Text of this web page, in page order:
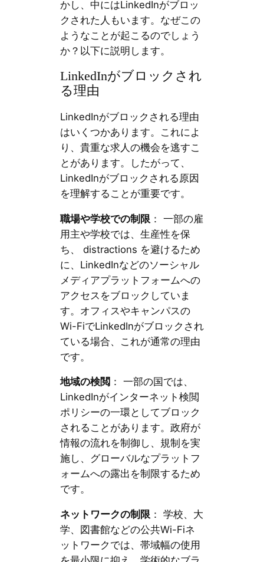
かし、中にはLinkedInがブロッ
クされた人もいます。なぜこの
ようなことが起こるのでしょう
か？以下に説明します。
LinkedInがブロックされ
る理由
LinkedInがブロックされる理由
はいくつかあります。これによ
り、貴重な求人の機会を逃すこ
とがあります。したがって、
LinkedInがブロックされる原因
を理解することが重要です。
職場や学校での制限 ： 一部の雇
用主や学校では、生産性を保
ち、 distractions を避けるため
に、LinkedInなどのソーシャル
メディアプラットフォームへの
アクセスをブロックしていま
す。オフィスやキャンパスの
Wi-FiでLinkedInがブロックされ
ている場合、これが通常の理由
です。
地域の検閲 ： 一部の国では、
LinkedInがインターネット検閲
ポリシーの一環としてブロック
されることがあります。政府が
情報の流れを制御し、規制を実
施し、グローバルなプラットフ
ォームへの露出を制限するため
です。
ネットワークの制限： 学校、大
学、図書館などの公共Wi-Fiネ
ットワークでは、帯域幅の使用